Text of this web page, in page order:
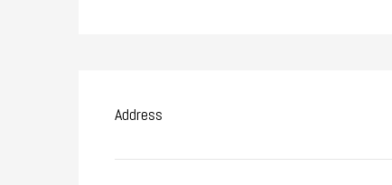
Address